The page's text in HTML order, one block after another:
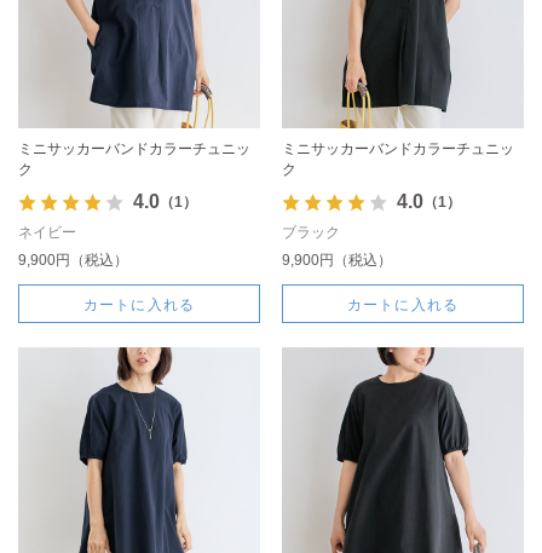
ミニサッカーバンドカラーチュニッ
ク
4.0（1）
ネイビー
9,900円（税込）
カートに入れる
ミニサッカーバンドカラーチュニッ
ク
4.0（1）
ブラック
9,900円（税込）
カートに入れる